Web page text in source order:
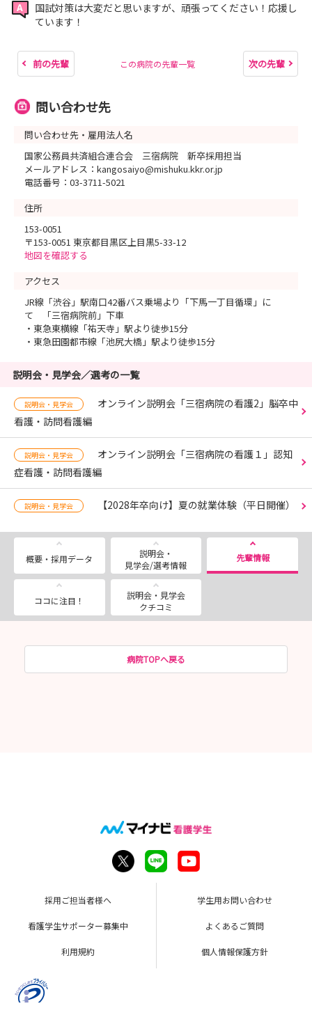
国試対策は大変だと思いますが、頑張ってください！応援し
ています！
前の先輩 この病院の先輩一覧 次の先輩
問い合わせ先
問い合わせ先・雇用法人名
国家公務員共済組合連合会 三宿病院 新卒採用担当
メールアドレス：kangosaiyo@mishuku.kkr.or.jp
電話番号：03-3711-5021
住所
153-0051
〒153-0051 東京都目黒区上目黒5-33-12
地図を確認する
アクセス
JR線「渋谷」駅南口42番バス乗場より「下馬一丁目循環」に
て 「三宿病院前」下車
・東急東横線「祐天寺」駅より徒歩15分
・東急田園都市線「池尻大橋」駅より徒歩15分
説明会・見学会／選考の一覧
説明会・見学会
オンライン説明会「三宿病院の看護2」脳卒中
看護・訪問看護編
説明会・見学会
オンライン説明会「三宿病院の看護１」認知
症看護・訪問看護編
説明会・見学会 【2028年卒向け】夏の就業体験（平日開催）
概要・採用データ
説明会・
見学会/選考情報
先輩情報
ココに注目！
説明会・見学会
クチコミ
病院TOPへ戻る
採用ご担当者様へ 学生用お問い合わせ
看護学生サポーター募集中 よくあるご質問
利用規約 個人情報保護方針